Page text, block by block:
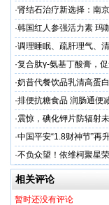
学备考之路
·肾结石治疗新选择：南
保肾取石术
·韩国红人参强活力素 玛
造商
·调理睡眠、疏肝理气、
专业
·复合肽γ-氨基丁酸膏，
工厂家
·奶昔代餐饮品乳清高蛋
厂家
·排便抗糖食品 润肠通便
业
·震惊，碘化钾片防辐射
务商
·中国平安“1.8财神节”再
户体验
·不负众望！依维柯聚星
相关评论
暂时还没有评论